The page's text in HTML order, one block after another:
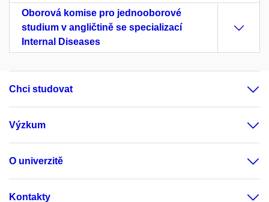
Oborová komise pro jednooborové
studium v angličtině se specializací
Internal Diseases
Chci studovat
Výzkum
O univerzitě
Kontakty